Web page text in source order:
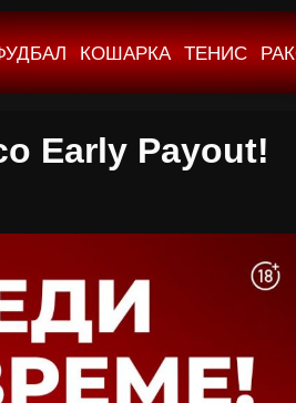
КОШАРКА ТЕНИС
Early Payout!